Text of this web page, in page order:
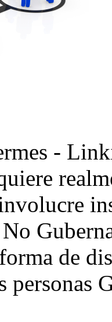
-
de
personas